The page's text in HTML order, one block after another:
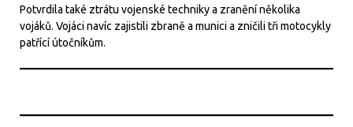
Potvrdila také ztrátu vojenské techniky a zranění několika
vojáků. Vojáci navíc zajistili zbraně a munici a zničili tři motocykly
patřící útočníkům.